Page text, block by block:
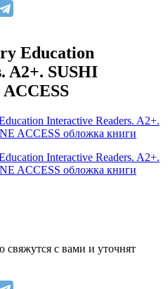
Education
A2+. SUSHI
с вами и уточнят